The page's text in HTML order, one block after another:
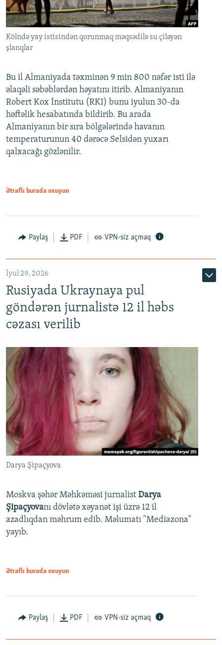
Kölndə yay istisindən qorunmaq məqsədilə su çiləyən
şlanqlar
Bu il Almaniyada təxminən 9 min 800 nəfər isti ilə
əlaqəli səbəblərdən həyatını itirib. Almaniyanın
Robert Kox İnstitutu (RKI) bunu iyulun 30-da
həftəlik hesabatında bildirib. Bu arada
Almaniyanın bir sıra bölgələrində havanın
temperaturunun 40 dərəcə Selsidən yuxarı
qalxacağı gözlənilir.
Ətraflı burada oxuyun
Paylaş PDF VPN-siz açmaq
İyul 29, 2026
Rusiyada Ukraynaya pul
göndərən jurnalistə 12 il həbs
cəzası verilib
Darya Şipaçyova
Moskva şəhər Məhkəməsi jurnalist Darya
Şipaçyovanı dövlətə xəyanət işi üzrə 12 il
azadlıqdan məhrum edib. Məlumatı "Mediazona"
yayıb.
Ətraflı burada oxuyun
Paylaş PDF VPN-siz açmaq